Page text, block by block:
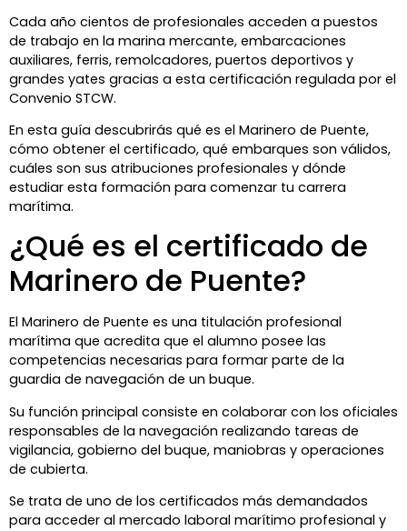
Cada año cientos de profesionales acceden a puestos
de trabajo en la marina mercante, embarcaciones
auxiliares, ferris, remolcadores, puertos deportivos y
grandes yates gracias a esta certificación regulada por el
Convenio STCW.
En esta guía descubrirás qué es el Marinero de Puente,
cómo obtener el certificado, qué embarques son válidos,
cuáles son sus atribuciones profesionales y dónde
estudiar esta formación para comenzar tu carrera
marítima.
¿Qué es el certificado de
Marinero de Puente?
El Marinero de Puente es una titulación profesional
marítima que acredita que el alumno posee las
competencias necesarias para formar parte de la
guardia de navegación de un buque.
Su función principal consiste en colaborar con los oficiales
responsables de la navegación realizando tareas de
vigilancia, gobierno del buque, maniobras y operaciones
de cubierta.
Se trata de uno de los certificados más demandados
para acceder al mercado laboral marítimo profesional y